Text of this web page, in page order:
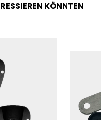
KÖNNTEN